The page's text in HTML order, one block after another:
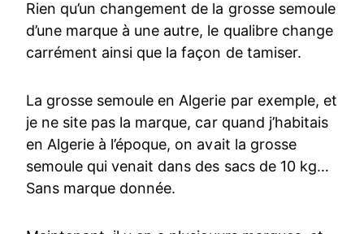
Rien qu’un changement de la grosse semoule
d’une marque à une autre, le qualibre change
carrément ainsi que la façon de tamiser.
La grosse semoule en Algerie par exemple, et
je ne site pas la marque, car quand j’habitais
en Algerie à l’époque, on avait la grosse
semoule qui venait dans des sacs de 10 kg…
Sans marque donnée.